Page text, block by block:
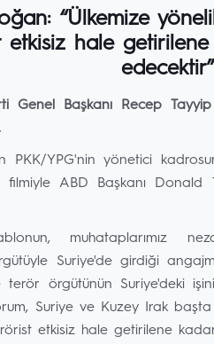
“Ülkemize
etkisiz hale
edecektir”
Genel Başkanı Recep
PKK/YPG'nin yönetici
filmiyle ABD Başkanı
muhataplarımız
Suriye'de girdiği
terör örgütünün Suriye'deki
Suriye ve Kuzey Irak
etkisiz hale getirilene